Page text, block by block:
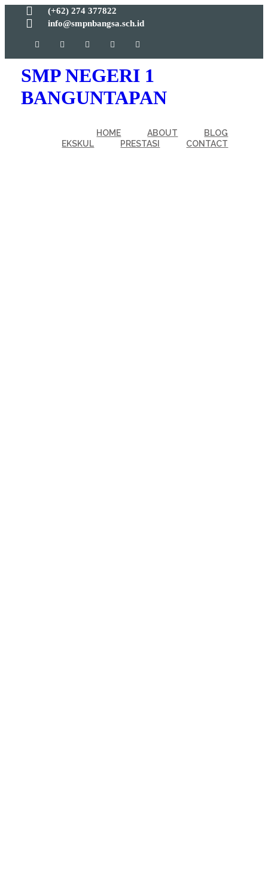
(+62) 274 377822
info@smpnbangsa.sch.id
SMP NEGERI 1
BANGUNTAPAN
HOME ABOUT
BLOG
EKSKUL
PRESTASI CONTACT